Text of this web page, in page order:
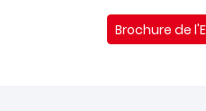
Brochure de